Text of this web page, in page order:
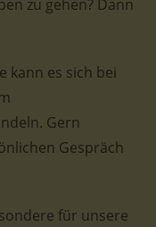
zu gehen? Dann
kann es sich bei
Gern
Gespräch
für unsere